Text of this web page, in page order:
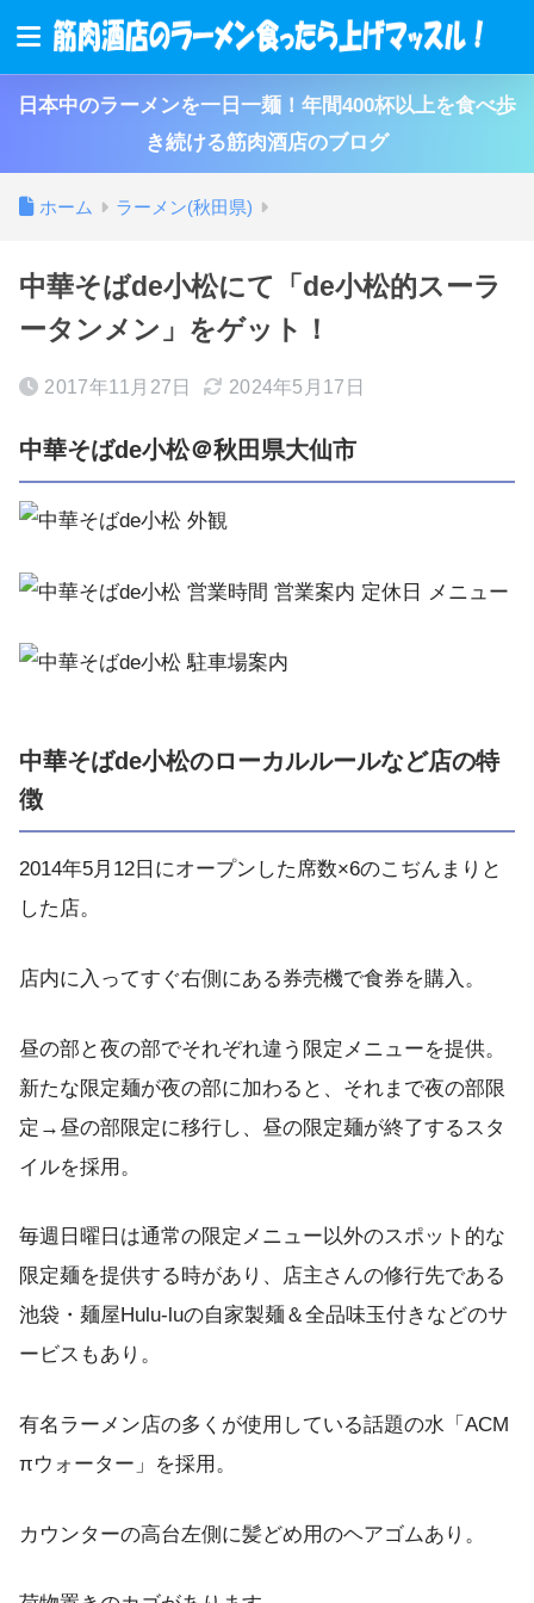
日本中のラーメンを一日一麺！年間400杯以上を食べ歩
き続ける筋肉酒店のブログ
ホーム ラーメン(秋田県)
中華そばde小松にて「de小松的スーラ
ータンメン」をゲット！
2017年11月27日 2024年5月17日
中華そばde小松＠秋田県大仙市
中華そばde小松のローカルルールなど店の特
徴
2014年5月12日にオープンした席数×6のこぢんまりと
した店。
店内に入ってすぐ右側にある券売機で食券を購入。
昼の部と夜の部でそれぞれ違う限定メニューを提供。
新たな限定麺が夜の部に加わると、それまで夜の部限
定→昼の部限定に移行し、昼の限定麺が終了するスタ
イルを採用。
毎週日曜日は通常の限定メニュー以外のスポット的な
限定麺を提供する時があり、店主さんの修行先である
池袋・麺屋Hulu-luの自家製麺＆全品味玉付きなどのサ
ービスもあり。
有名ラーメン店の多くが使用している話題の水「ACM
πウォーター」を採用。
カウンターの高台左側に髪どめ用のヘアゴムあり。